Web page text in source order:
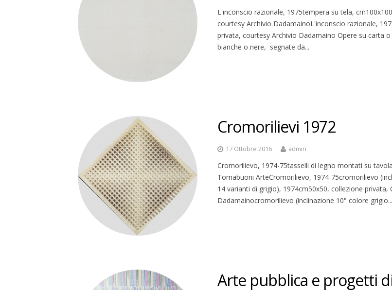
L'inconscio razionale, 1975tempera su tela,
courtesy Archivio DadamainoL'inconscio razionale,
privata, courtesy Archivio Dadamaino Opere su carta
bianche o nere, segnate da...
Cromorilievi 1972
17 Ottobre 2016 admin
Cromorilievo, 1974-75tasselli di legno montati su
Tornabuoni ArteCromorilievo, 1974-75cromorilievo
14 varianti di grigio), 1974cm50x50, collezione privata,
Dadamainocromorilievo (inclinazione 10° colore grigio...
Arte pubblica e progetti